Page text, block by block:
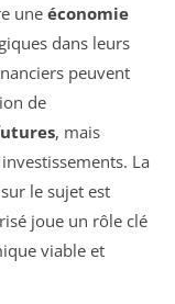
une économie
dans leurs
peuvent
de
, mais
La
sur le sujet est
joue un rôle clé
viable et